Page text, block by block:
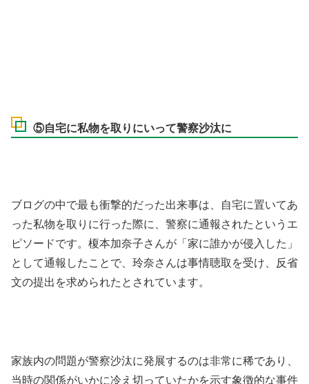
⑤自宅に私物を取りにいって警察沙汰に
ブログの中で最も衝撃的だった出来事は、自宅に置いてあ
った私物を取りに行った際に、警察に通報されたというエ
ピソードです。榎本加奈子さんが「家に誰かが侵入した」
として通報したことで、玲奈さんは事情聴取を受け、反省
文の提出を求められたとされています。
家族内の問題が警察沙汰に発展するのは非常に稀であり、
当時の関係がいかに冷え切っていたかを示す象徴的な事件